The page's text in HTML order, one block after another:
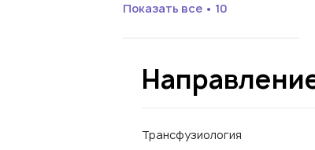
Показать все • 10
Трансфузиология